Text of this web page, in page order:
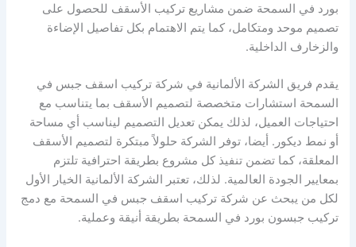
بورد في السمحة ضمن مشاريع تركيب الأسقف للحصول على
تصميم موحد ومتكامل، كما يتم الاهتمام بكل تفاصيل الإضاءة
والزخارف الداخلية.
يقدم فريق الشركة الألمانية في شركة تركيب اسقف جبس في
السمحة استشارات متخصصة لتصميم الأسقف بما يتناسب مع
احتياجات العميل، لذلك يمكن تعديل التصميم ليناسب أي مساحة
أو نمط ديكور. أيضا، توفر الشركة حلولاً مبتكرة لتصميم الأسقف
المعلقة، كما تضمن تنفيذ كل مشروع بطريقة احترافية تلتزم
بمعايير الجودة العالمية. لذلك، تعتبر الشركة الألمانية الخيار الأول
لكل من يبحث عن شركة تركيب اسقف جبس في السمحة مع دمج
تركيب جبسون بورد في السمحة بطريقة أنيقة وعملية.